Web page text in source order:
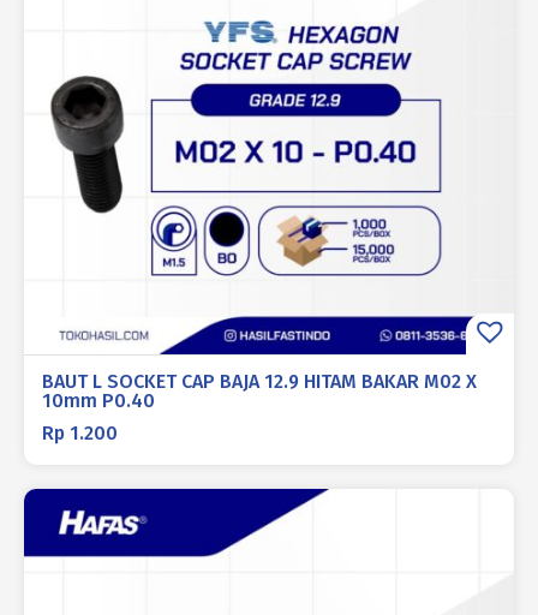
BAUT L SOCKET CAP BAJA 12.9 HITAM BAKAR M02 X
10mm P0.40
Rp 1.200